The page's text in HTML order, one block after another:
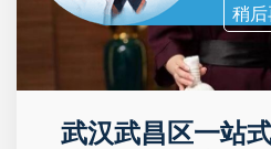
稍
武汉武昌区一站